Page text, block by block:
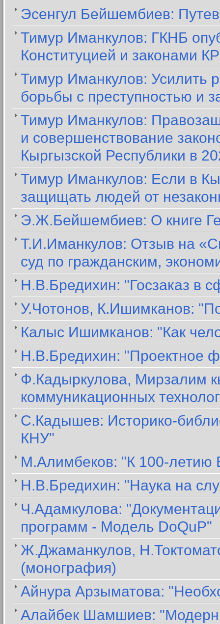
Эсенгул Бейшембиев:
Тимур Иманкулов: ГКНБ
Конституцией и законами КР
Тимур Иманкулов: Усилить
борьбы с преступностью и
Тимур Иманкулов:
и совершенствование
Кыргызской Республики в
Тимур Иманкулов: Если в
защищать людей от
Э.Ж.Бейшембиев: О книге
Т.И.Иманкулов: Отзыв на
суд по гражданским,
Н.В.Бредихин: "Госзаказ в
У.Чотонов, К.Ишимканов:
Калыс Ишимканов: "Как
Н.В.Бредихин: "Проектное
Ф.Кадыркулова, Мирзалим
коммуникационных
С.Кадышев: Историко-
КНУ"
М.Алимбеков: "К 100-летию
Н.В.Бредихин: "Наука на
Ч.Адамкулова:
программ - Модель DoQuP"
Ж.Джаманкулов,
(монография)
Айнура Арзыматова:
Алайбек Шамшиев: